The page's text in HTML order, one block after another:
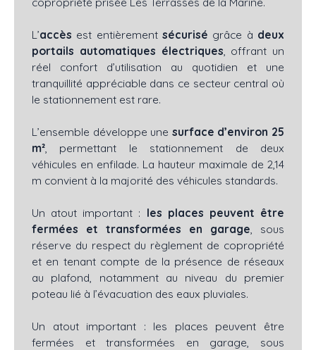
L’accès est entièrement sécurisé grâce à deux
portails automatiques électriques , offrant un
réel confort d’utilisation au quotidien et une
tranquillité appréciable dans ce secteur central où
le stationnement est rare.
L’ensemble développe une surface d’environ 25
m² , permettant le stationnement de deux
véhicules en enfilade. La hauteur maximale de 2,14
m convient à la majorité des véhicules standards.
Un atout important : les places peuvent être
fermées et transformées en garage , sous
réserve du respect du règlement de copropriété
et en tenant compte de la présence de réseaux
au plafond, notamment au niveau du premier
poteau lié à l’évacuation des eaux pluviales.
Un atout important : les places peuvent être
fermées et transformées en garage, sous